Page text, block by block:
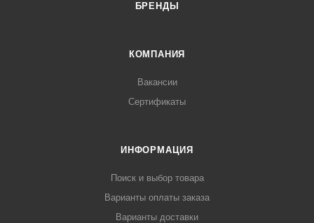
БРЕНДЫ
КОМПАНИЯ
Вакансии
Сертификаты
ИНФОРМАЦИЯ
Поиск и выбор товара
Варианты оплаты заказа
Варианты доставки